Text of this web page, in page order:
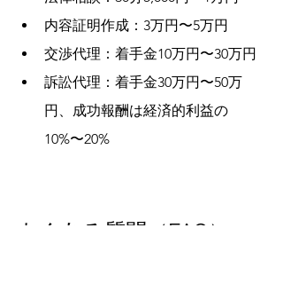
内容証明作成：3万円〜5万円
交渉代理：着手金10万円〜30万円
訴訟代理：着手金30万円〜50万
円、成功報酬は経済的利益の
10%〜20%
よくある質問（FAQ）